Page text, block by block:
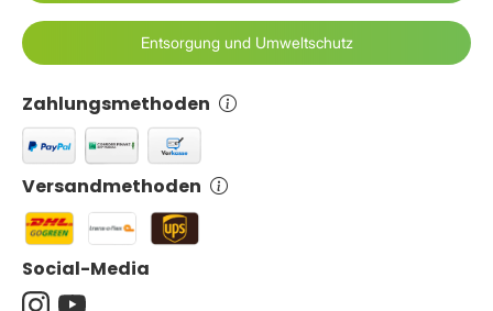
Zahlungsmethoden
Versandmethoden
Entsorgung und Umweltschutz
Social-Media